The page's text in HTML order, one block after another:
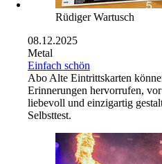
Rüdiger Wartusch
08.12.2025
Metal
Einfach schön
Abo Alte Eintrittskarten
Erinnerungen hervorrufen,
liebevoll und einzigartig
Selbsttest.